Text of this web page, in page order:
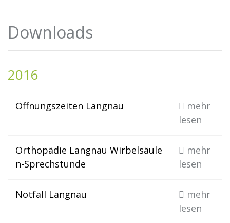
Downloads
2016
Öffnungszeiten Langnau
mehr
lesen
Orthopädie Langnau Wirbelsäule
n-Sprechstunde
mehr
lesen
Notfall Langnau
mehr
lesen